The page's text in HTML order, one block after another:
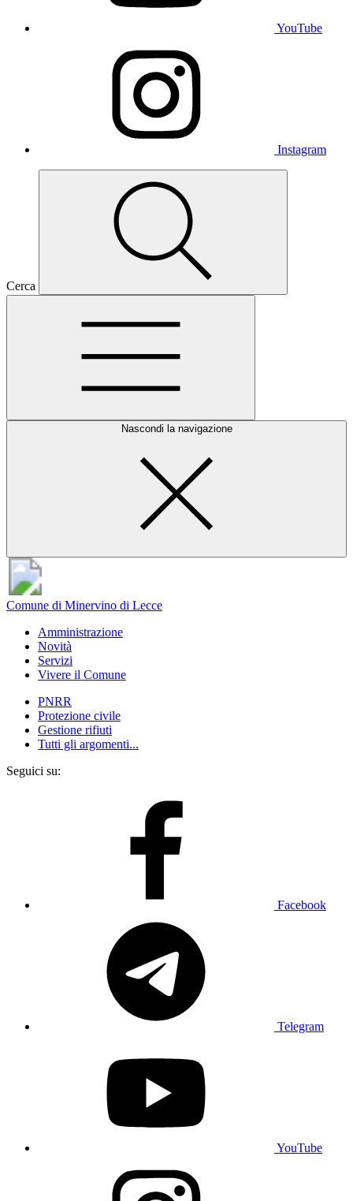
YouTube
Instagram
Cerca
Nascondi la navigazione
Comune di Minervino di Lecce
Amministrazione
Novità
Servizi
Vivere il Comune
PNRR
Protezione civile
Gestione rifiuti
Tutti gli argomenti...
Seguici su:
Facebook
Telegram
YouTube